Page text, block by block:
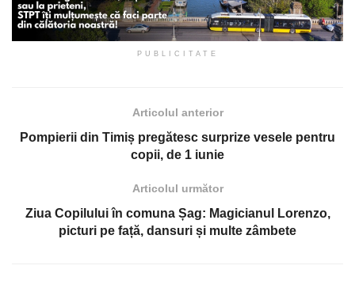
PUBLICITATE
Articolul anterior
Pompierii din Timiș pregătesc surprize vesele pentru
copii, de 1 iunie
Articolul următor
Ziua Copilului în comuna Șag: Magicianul Lorenzo,
picturi pe față, dansuri și multe zâmbete